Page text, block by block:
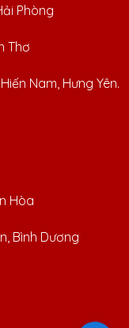
Phòng
Thơ
Nam, Hưng Yên.
Hòa
Bình Dương